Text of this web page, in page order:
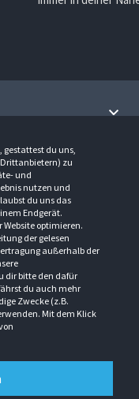
gestattest du uns,
zu
und
nutzen und
du uns das
Endgerät.
optimieren.
der gelesen
außerhalb der
dir bitte den dafür
du auch mehr
Zwecke (z.B.
Mit dem Klick
Impressum
nur an Unternehmer,